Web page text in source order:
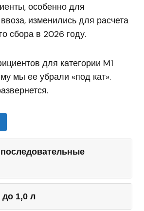
особенно для
изменились для расчета
сбора в 2026 году.
для категории M1
мы ее убрали «под кат».
до 1,0 л